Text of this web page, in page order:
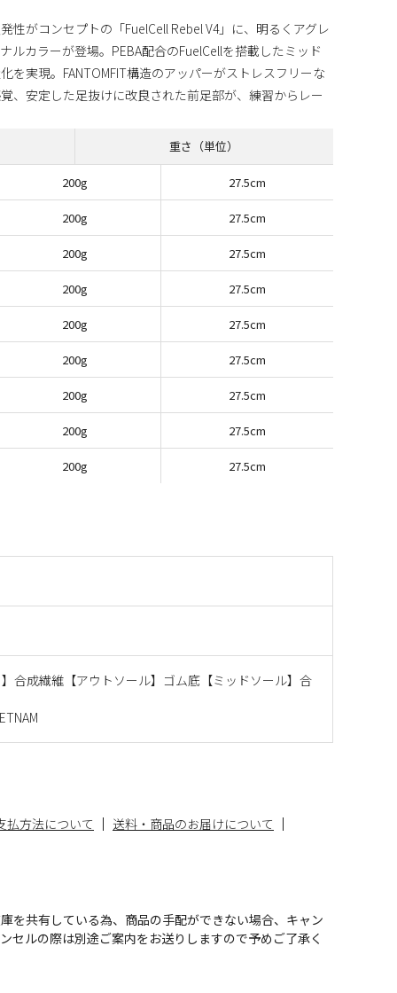
】合成繊維【アウトソール】ゴム底【ミッドソール】合
性がコンセプトの「FuelCell Rebel V4」に、明るくアグレ
ルカラーが登場。PEBA配合のFuelCellを搭載したミッド
を実現。FANTOMFIT構造のアッパーがストレスフリーな
、安定した足抜けに改良された前足部が、練習からレー
払方法について
送料・商品のお届けについて
を共有している為、商品の手配ができない場合、キャン
セルの際は別途ご案内をお送りしますので予めご了承く
重さ（単位）
200g 27.5cm
200g 27.5cm
200g 27.5cm
200g 27.5cm
200g 27.5cm
200g 27.5cm
200g 27.5cm
200g 27.5cm
200g 27.5cm